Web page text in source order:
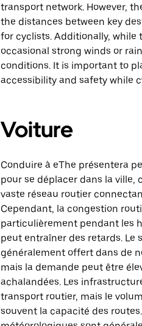
transport network. However,
the distances between key
for cyclists. Additionally, while
occasional strong winds or
conditions. It is important to
accessibility and safety while
Voiture
Conduire à eThe présentera
pour se déplacer dans la ville,
vaste réseau routier
Cependant, la congestion
particulièrement pendant les
peut entraîner des retards. Le
généralement offert dans de
mais la demande peut être
achalandées. Les
transport routier, mais le
souvent la capacité des